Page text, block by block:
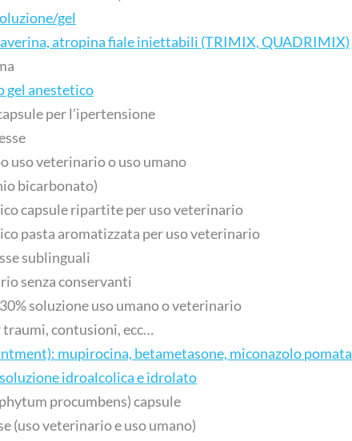
gel
atropina fiale iniettabili (TRIMIX, QUADRIMIX)
gel anestetico
per l’ipertensione
uso veterinario o uso umano
bicarbonato)
capsule ripartite per uso veterinario
pasta aromatizzata per uso veterinario
sublinguali
senza conservanti
soluzione uso umano o veterinario
contusioni, ecc…
mupirocina, betametasone, miconazolo pomata
idroalcolica e idrolato
procumbens) capsule
(uso veterinario e uso umano)